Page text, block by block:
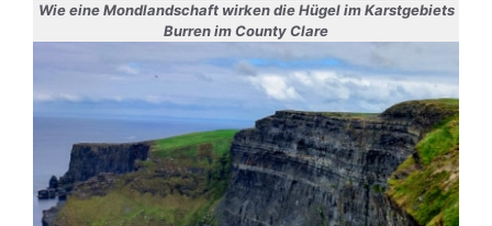
Wie eine Mondlandschaft wirken die Hügel im Karstgebiets
Burren im County Clare